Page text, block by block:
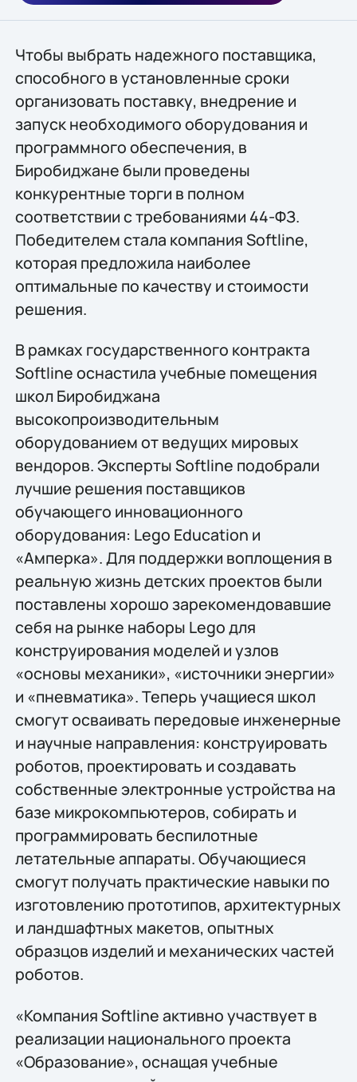
Чтобы выбрать надежного поставщика,
способного в установленные сроки
организовать поставку, внедрение и
запуск необходимого оборудования и
программного обеспечения, в
Биробиджане были проведены
конкурентные торги в полном
соответствии с требованиями 44-ФЗ.
Победителем стала компания Softline,
которая предложила наиболее
оптимальные по качеству и стоимости
решения.
В рамках государственного контракта
Softline оснастила учебные помещения
школ Биробиджана
высокопроизводительным
оборудованием от ведущих мировых
вендоров. Эксперты Softline подобрали
лучшие решения поставщиков
обучающего инновационного
оборудования: Lego Education и
«Амперка». Для поддержки воплощения в
реальную жизнь детских проектов были
поставлены хорошо зарекомендовавшие
себя на рынке наборы Lego для
конструирования моделей и узлов
«основы механики», «источники энергии»
и «пневматика». Теперь учащиеся школ
смогут осваивать передовые инженерные
и научные направления: конструировать
роботов, проектировать и создавать
собственные электронные устройства на
базе микрокомпьютеров, собирать и
программировать беспилотные
летательные аппараты. Обучающиеся
смогут получать практические навыки по
изготовлению прототипов, архитектурных
и ландшафтных макетов, опытных
образцов изделий и механических частей
роботов.
«Компания Softline активно участвует в
реализации национального проекта
«Образование», оснащая учебные